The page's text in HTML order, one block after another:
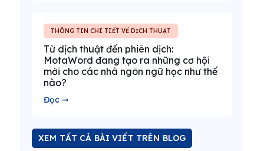
THÔNG TIN CHI TIẾT VỀ DỊCH THUẬT
Từ dịch thuật đến phiên dịch:
MotaWord đang tạo ra những cơ hội
mới cho các nhà ngôn ngữ học như thế
nào?
Đọc ➞
XEM TẤT CẢ BÀI VIẾT TRÊN BLOG